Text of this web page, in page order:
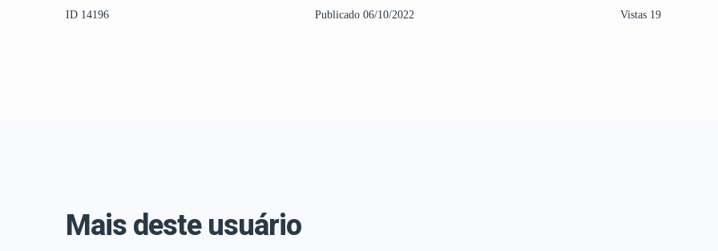
ID 14196 Publicado 06/10/2022 Vistas 19
Mais deste usuário